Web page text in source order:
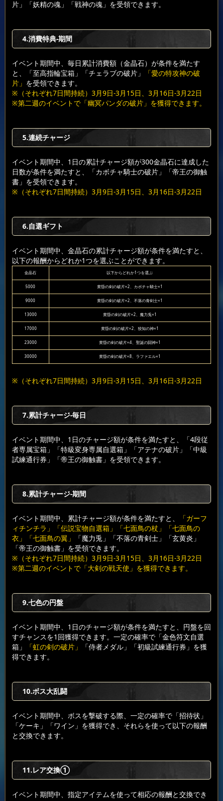
片」「妖精の魂」「戦神の魂」を受領できます。
4.消費特典-期間
イベント期間中、毎日累計消費額（金晶石）が条件を満たす
と、「至高指輪宝箱」「チェラブの破片」
「愛の特攻神の破
片」 を受領できます。
※（それぞれ7日間持続）3月9日-3月15日、3月16日-3月22日
※第二週のイベントで「幽冥パンダの破片」を獲得できます。
5.連続チャージ
イベント期間中、1日の累計チャージ額が300金晶石に達成した
日数が条件を満たすと、「カボチャ騎士の破片」「帝王の御触
書」を受領できます。
※（それぞれ7日間持続）3月9日-3月15日、3月16日-3月22日
6.自選ギフト
イベント期間中、金晶石の累計チャージ額が条件を満たすと、
以下の報酬からどれか1つを選ぶことができます。
金晶石 以下からどれか1つを選ぶ
5000 黄昏の剣の破片×2、カボチャ騎士×1
9000 黄昏の剣の破片×2、不落の青剣士×1
13000 黄昏の剣の破片×2、魔力兎×1
17000 黄昏の剣の破片×2、狡知の神×1
23000 黄昏の剣の破片×4、聖誕の闘神×1
30000 黄昏の剣の破片×8、ラファエル×1
※（それぞれ7日間持続）3月9日-3月15日、3月16日-3月22日
7.累計チャージ-毎日
イベント期間中、1日のチャージ額が条件を満たすと、「4段従
者専属宝箱」「特級変身専属自選箱」「アテナの破片」「中級
試練通行券」「帝王の御触書」を受領できます。
8.累計チャージ-期間
イベント期間中、累計チャージ額が条件を満たすと、
「ガーフ
ィチンチラ」「伝説宝物自選箱」「七面鳥の杖」「七面鳥の
衣」「七面鳥の翼」
「魔力兎」「不落の青剣士」「玄黄炎」
「帝王の御触書」を受領できます。
※（それぞれ7日間持続）3月9日-3月15日、3月16日-3月22日
※第二週のイベントで「大剣の戦天使」を獲得できます。
9.七色の円盤
イベント期間中、1日のチャージ額が条件を満たすと、円盤を回
すチャンスを1回獲得できます。一定の確率で「金色符文自選
箱」
「虹の剣の破片」
「侍者メダル」「初級試練通行券」を獲
得できます。
10.ボス大乱闘
イベント期間中、ボスを撃破する際、一定の確率で「招待状」
「ケーキ」「ワイン」を獲得でき、それらを使って以下の報酬
と交換できます。
11.レア交換①
イベント期間中、指定アイテムを使って相応の報酬と交換でき